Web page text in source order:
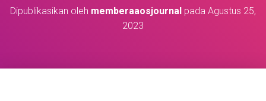
S
Dipublikasikan oleh memberaaosjournal pada Agustus 25,
2023